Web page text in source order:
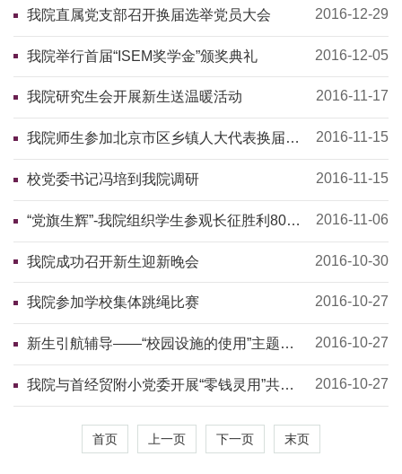
我院直属党支部召开换届选举党员大会 2016-12-29
我院举行首届“ISEM奖学金”颁奖典礼 2016-12-05
我院研究生会开展新生送温暖活动 2016-11-17
我院师生参加北京市区乡镇人大代表换届选
举投票
2016-11-15
校党委书记冯培到我院调研 2016-11-15
“党旗生辉”-我院组织学生参观长征胜利80周
年主题展
2016-11-06
我院成功召开新生迎新晚会 2016-10-30
我院参加学校集体跳绳比赛 2016-10-27
新生引航辅导——“校园设施的使用”主题辅
导
2016-10-27
我院与首经贸附小党委开展“零钱灵用”共建
活动
2016-10-27
首页 上一页 下一页 末页